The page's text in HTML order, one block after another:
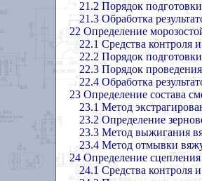
21.2 Порядок
21.3 Обработка
22 Определение
22.1 Средства контроля
22.2 Порядок
22.3 Порядок
22.4 Обработка
23 Определение состава
23.1 Метод
23.2 Определение
23.3 Метод выжигания
23.4 Метод отмывки
24 Определение
24.1 Средства контроля